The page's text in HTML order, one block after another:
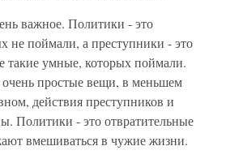
важное. Политики - это
не поймали, а преступники - это
такие умные, которых поймали.
простые вещи, в меньшем
действия преступников и
Политики - это отвратительные
вмешиваться в чужие жизни.